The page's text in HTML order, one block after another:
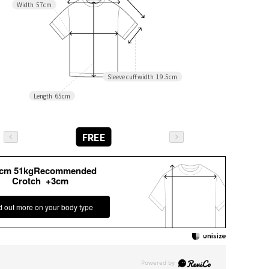
Sleeve cuff width 19.5cm
Length 65cm
Width 57cm
FREE
51kgRecommended
Crotch +3cm
out more on your body type